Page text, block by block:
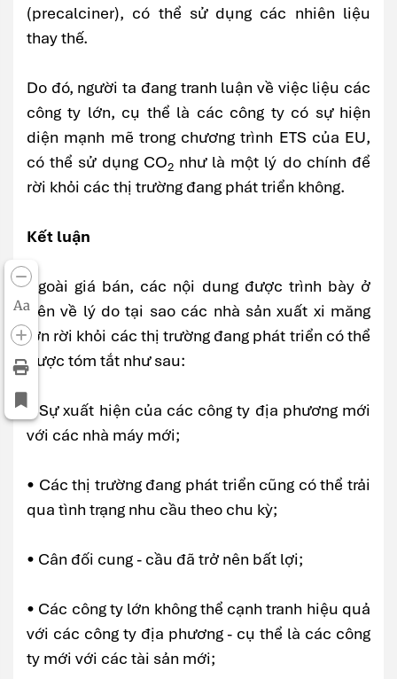
Aa
(precalciner), có thể sử dụng các nhiên liệu
thay thế.
Do đó, người ta đang tranh luận về việc liệu các
công ty lớn, cụ thể là các công ty có sự hiện
diện mạnh mẽ trong chương trình ETS của EU,
có thể sử dụng CO2như là một lý do chính để
rời khỏi các thị trường đang phát triển không.
Kết luận
Ngoài giá bán, các nội dung được trình bày ở
trên về lý do tại sao các nhà sản xuất xi măng
lớn rời khỏi các thị trường đang phát triển có thể
được tóm tắt như sau:
• Sự xuất hiện của các công ty địa phương mới
với các nhà máy mới;
• Các thị trường đang phát triển cũng có thể trải
qua tình trạng nhu cầu theo chu kỳ;
• Cân đối cung - cầu đã trở nên bất lợi;
• Các công ty lớn không thể cạnh tranh hiệu quả
với các công ty địa phương - cụ thể là các công
ty mới với các tài sản mới;